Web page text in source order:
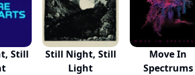
Still
Still Night, Still
Light
Move In
Spectrums